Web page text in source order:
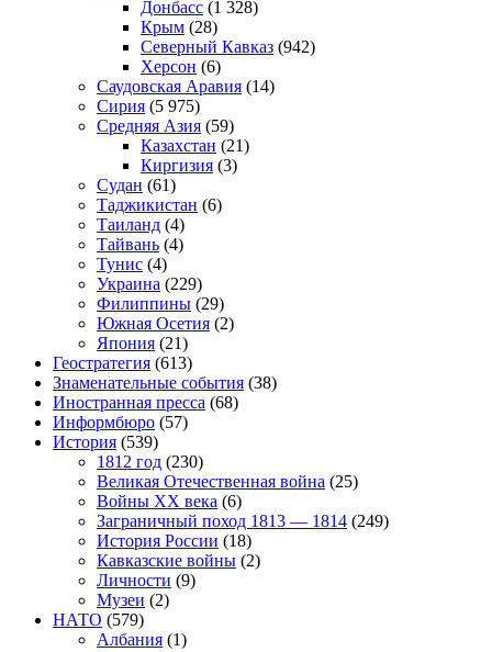
Донбасс (1 328)
Крым (28)
Северный Кавказ (942)
Херсон (6)
Саудовская Аравия (14)
Сирия (5 975)
Средняя Азия (59)
Казахстан (21)
Киргизия (3)
Судан (61)
Таджикистан (6)
Таиланд (4)
Тайвань (4)
Тунис (4)
Украина (229)
Филиппины (29)
Южная Осетия (2)
Япония (21)
Геостратегия (613)
Знаменательные события (38)
Иностранная пресса (68)
Информбюро (57)
История (539)
1812 год (230)
Великая Отечественная война (25)
Войны XX века (6)
Заграничный поход 1813 — 1814 (249)
История России (18)
Кавказские войны (2)
Личности (9)
Музеи (2)
НАТО (579)
Албания (1)